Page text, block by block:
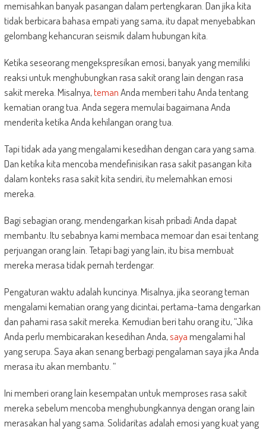
memisahkan banyak pasangan dalam pertengkaran. Dan jika kita
tidak berbicara bahasa empati yang sama, itu dapat menyebabkan
gelombang kehancuran seismik dalam hubungan kita.
Ketika seseorang mengekspresikan emosi, banyak yang memiliki
reaksi untuk menghubungkan rasa sakit orang lain dengan rasa
sakit mereka. Misalnya,temanAnda memberi tahu Anda tentang
kematian orang tua. Anda segera memulai bagaimana Anda
menderita ketika Anda kehilangan orang tua.
Tapi tidak ada yang mengalami kesedihan dengan cara yang sama.
Dan ketika kita mencoba mendefinisikan rasa sakit pasangan kita
dalam konteks rasa sakit kita sendiri, itu melemahkan emosi
mereka.
Bagi sebagian orang, mendengarkan kisah pribadi Anda dapat
membantu. Itu sebabnya kami membaca memoar dan esai tentang
perjuangan orang lain. Tetapi bagi yang lain, itu bisa membuat
mereka merasa tidak pernah terdengar.
Pengaturan waktu adalah kuncinya. Misalnya, jika seorang teman
mengalami kematian orang yang dicintai, pertama-tama dengarkan
dan pahami rasa sakit mereka. Kemudian beri tahu orang itu, “Jika
Anda perlu membicarakan kesedihan Anda,sayamengalami hal
yang serupa. Saya akan senang berbagi pengalaman saya jika Anda
merasa itu akan membantu. “
Ini memberi orang lain kesempatan untuk memproses rasa sakit
mereka sebelum mencoba menghubungkannya dengan orang lain
merasakan hal yang sama. Solidaritas adalah emosi yang kuat yang